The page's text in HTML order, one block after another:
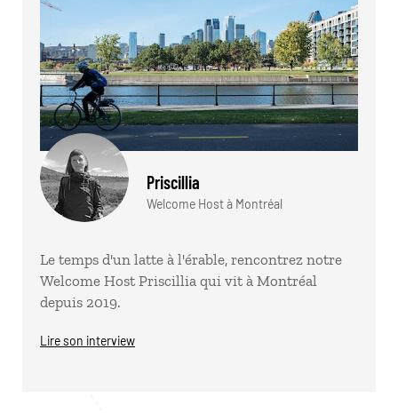
Priscillia
Welcome Host à Montréal
Le temps d'un latte à l'érable, rencontrez notre
Welcome Host Priscillia qui vit à Montréal
depuis 2019.
Lire son interview